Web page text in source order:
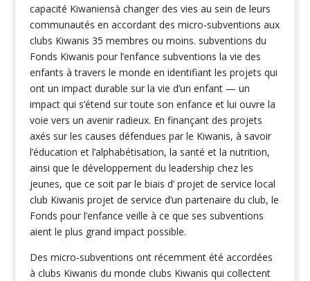
capacité Kiwaniensà changer des vies au sein de leurs
communautés en accordant des micro-subventions aux
clubs Kiwanis 35 membres ou moins. subventions du
Fonds Kiwanis pour l’enfance subventions la vie des
enfants à travers le monde en identifiant les projets qui
ont un impact durable sur la vie d’un enfant — un
impact qui s’étend sur toute son enfance et lui ouvre la
voie vers un avenir radieux. En finançant des projets
axés sur les causes défendues par le Kiwanis, à savoir
l’éducation et l’alphabétisation, la santé et la nutrition,
ainsi que le développement du leadership chez les
jeunes, que ce soit par le biais d’ projet de service local
club Kiwanis projet de service d’un partenaire du club, le
Fonds pour l’enfance veille à ce que ses subventions
aient le plus grand impact possible.
Des micro-subventions ont récemment été accordées
à clubs Kiwanis du monde clubs Kiwanis qui collectent